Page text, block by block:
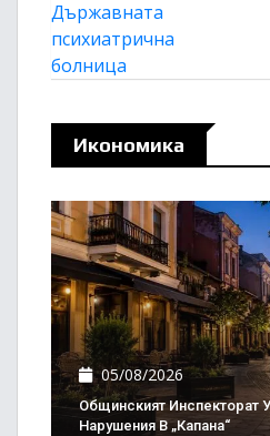
Икономика
05/08/2026
Общинският Инспекторат
Нарушения В „Капана“